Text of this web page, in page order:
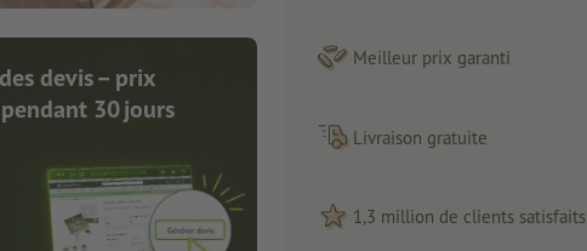
devis – prix
30 jours
Meilleur prix garanti
Livraison gratuite
1,3 million de clients satisfaits